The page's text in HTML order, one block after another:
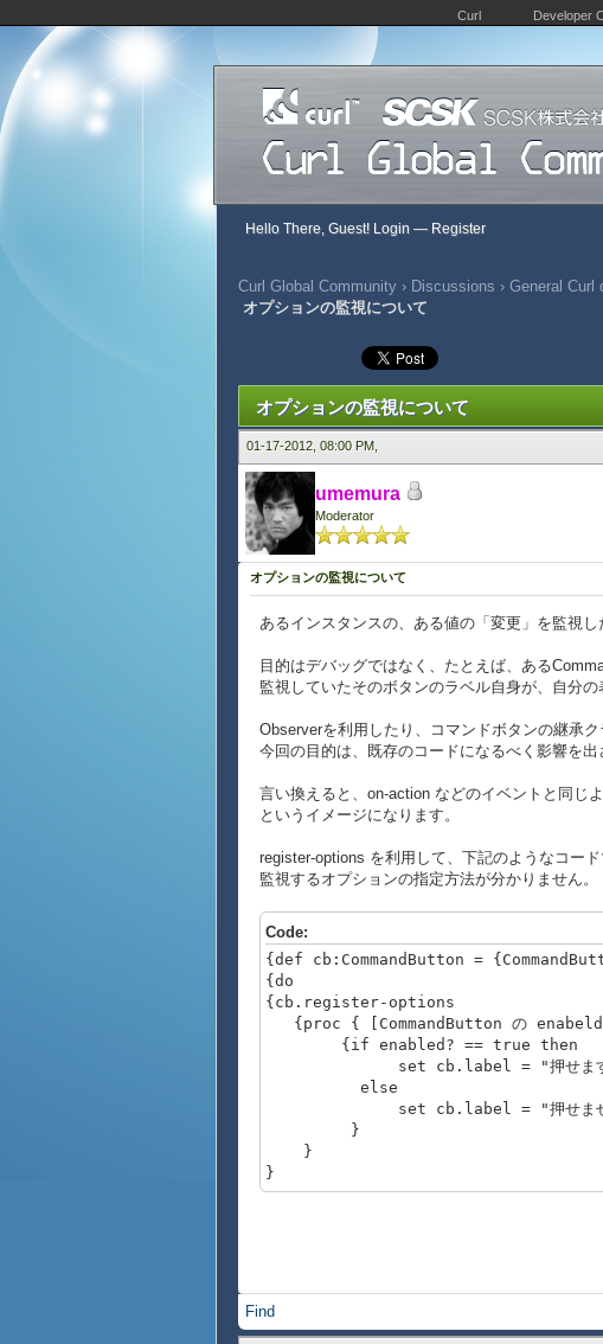
Curl Developer
Hello There, Guest! Login — Register
Curl Global Community › Discussions › General Curl
オプションの監視について
オプションの監視について
01-17-2012, 08:00 PM,
umemura
Moderator
オプションの監視について
あるインスタンスの、ある値の「変更」を監視
目的はデバッグではなく、たとえば、ある
監視していたそのボタンのラベル自身が、自分
Observerを利用したり、コマンドボタンの継承
今回の目的は、既存のコードになるべく影響を
言い換えると、on-action などのイベントと同じ
というイメージになります。
register-options を利用して、下記のようなコー
監視するオプションの指定方法が分かりません。
Code:
{def cb:CommandButton =
{do
{cb.register-options
{proc { [CommandButton の
{if enabled? == true then
set cb.label = "押せま
else
set cb.label = "押せませ
}
}
}
{value cb}
}
}
Find